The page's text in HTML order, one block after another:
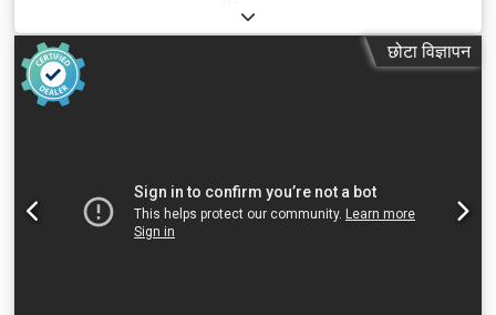
छोटा विज्ञापन